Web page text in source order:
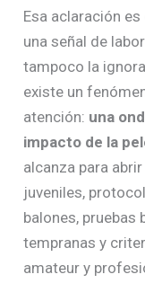
Esa aclaración
una señal de
tampoco la
existe un
atención: una
impacto de la
alcanza para
juveniles,
balones, pruebas
tempranas y
amateur y